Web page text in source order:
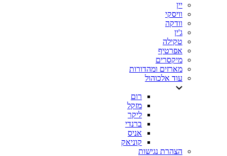
יין
וויסקי
וודקה
ג'ין
טקילה
אפרטיף
מיקסרים
מארזים ומהדורות
עוד אלכוהול
רום
מזקל
ליקר
ברנדי
אניס
קוניאק
הצהרת נגישות